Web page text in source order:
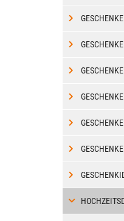
GESCHENKE